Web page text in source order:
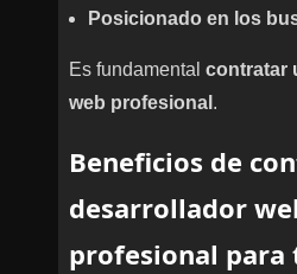
Posicionado en los
Es fundamental contratar
web profesional .
Beneficios de
desarrollador
profesional para